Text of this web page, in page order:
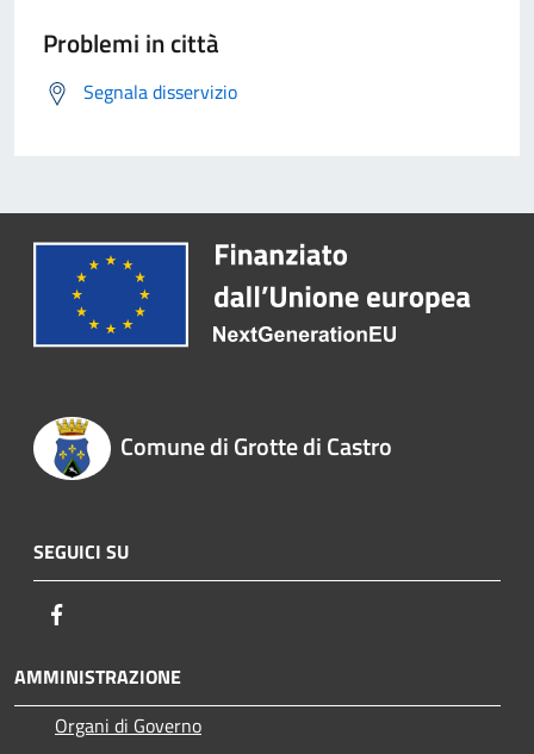
Problemi in città
Segnala disservizio
Comune di Grotte di Castro
SEGUICI SU
AMMINISTRAZIONE
Organi di Governo